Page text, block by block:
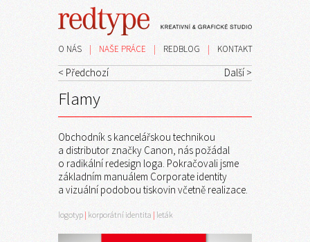
O NÁS | NAŠE PRÁCE | REDBLOG | KONTAKT
< Předchozí Další >
Flamy
Obchodník s kancelářskou technikou
a distributor značky Canon, nás požádal
o radikální redesign loga. Pokračovali jsme
základním manuálem Corporate identity
a vizuální podobou tiskovin včetně realizace.
logotyp | korporátní identita | leták